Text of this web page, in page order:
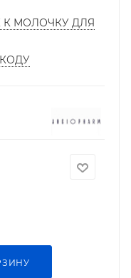
К МОЛОЧКУ ДЛЯ